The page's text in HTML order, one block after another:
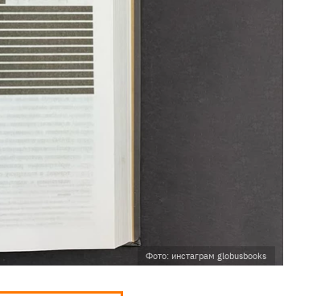
Фото: инстаграм globusbooks